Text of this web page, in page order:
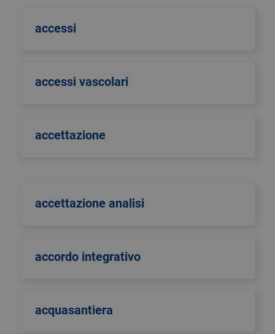
accessi
accessi vascolari
accettazione
accettazione analisi
accordo integrativo
acquasantiera